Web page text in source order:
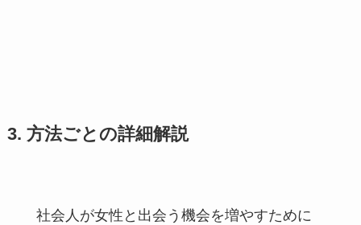
3. 方法ごとの詳細解説
社会人が女性と出会う機会を増やすために